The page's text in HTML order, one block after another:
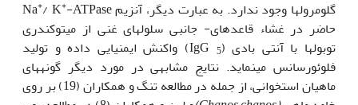
گلومرول‏ها وجود ندارد. به عبارت دیگر، آنزیم Na
+/ K+-ATPase
حاضر در غشاء قاعده‏ای- جانبی سلول‏های غنی از میتوکندری
توبول‏ها با آنتی بادی (IgG5
) واکنش ایمنیایی داده و تولید
فلوئورسانس می‏نماید. نتایج مشابهی در مورد دیگر گونه‏های
ماهیان استخوانی، از جمله در مطالعه تنگ و همکاران (19) بر روی